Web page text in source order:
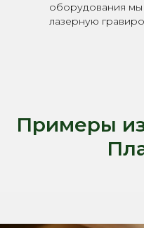
оборудования мы
лазерную
Примеры